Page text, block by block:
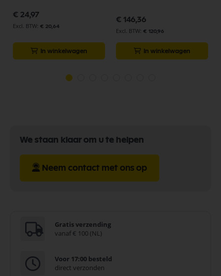
€ 24,97
€ 20,64
In winkelwagen
€ 146,36
€ 120,96
In winkelwagen
We staan klaar om u te helpen
Neem contact met ons op
Gratis verzending
vanaf € 100 (NL)
Voor 17:00 besteld
direct verzonden